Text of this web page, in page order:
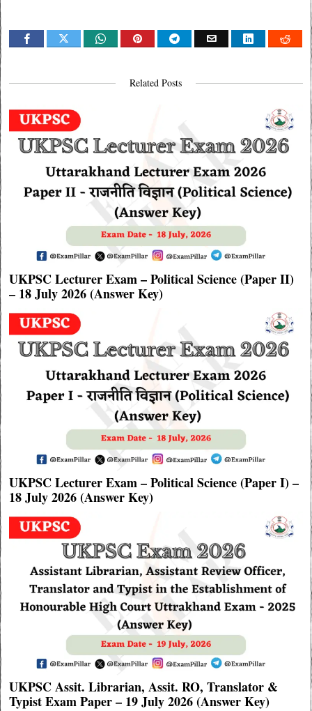
Related Posts
UKPSC Lecturer Exam – Political Science (Paper II)
– 18 July 2026 (Answer Key)
UKPSC Lecturer Exam – Political Science (Paper I) –
18 July 2026 (Answer Key)
UKPSC Assit. Librarian, Assit. RO, Translator &
Typist Exam Paper – 19 July 2026 (Answer Key)